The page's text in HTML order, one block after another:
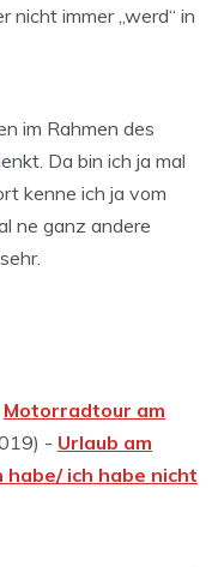
nicht immer „werd“ in
im Rahmen des
Da bin ich ja mal
kenne ich ja vom
ne ganz andere
Motorradtour am
- Urlaub am
habe/ ich habe nicht